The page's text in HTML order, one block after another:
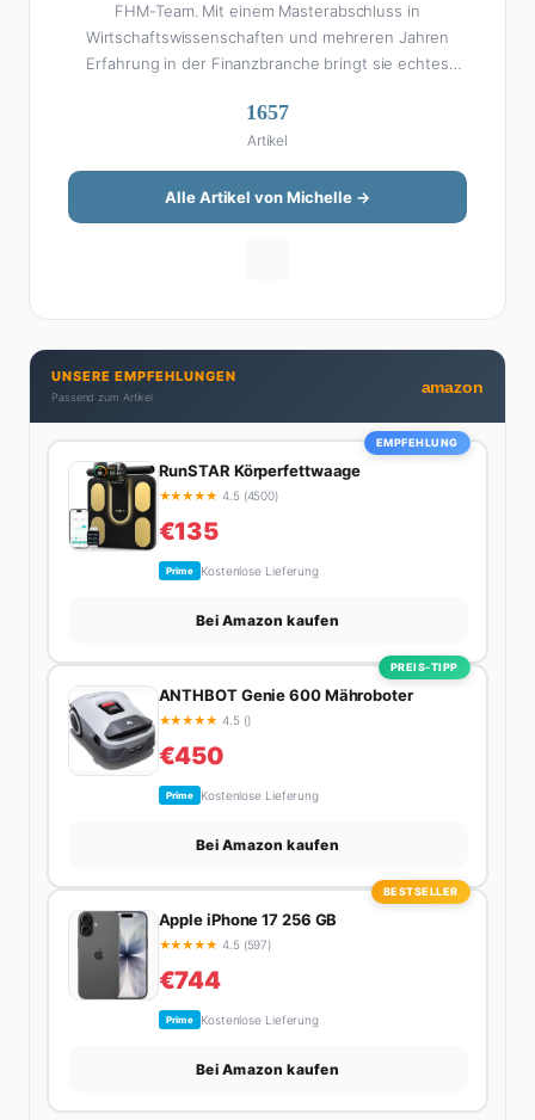
FHM-Team. Mit einem Masterabschluss in
Wirtschaftswissenschaften und mehreren Jahren
Erfahrung in der Finanzbranche bringt sie echtes
Michelle klingt Altersvorsorge nicht wie eine
Steuererklärung. Ihre Stärke liegt darin, komplexe
Finanzthemen so aufzubereiten, dass sie jeder
versteht – ohne Fachchinesisch, dafür mit konkreten
Tipps zum Umsetzen. Von ETF-Strategien über
Privatleben unter einen Hut bekommt. Privat ist sie
bekennende Kaffee-Süchtige (3+ Tassen am Tag,
Minimum), Podcast-Hörerin und verbringt ihre
Wochenenden am liebsten in der Natur oder auf dem
1657
Artikel
Alle Artikel von Michelle →
UNSERE EMPFEHLUNGEN
Passend zum Artikel
amazon
EMPFEHLUNG
RunSTAR Körperfettwaage
★★★★★ 4.5 (4500)
€135
Prime Kostenlose Lieferung
Bei Amazon kaufen
PREIS-TIPP
ANTHBOT Genie 600 Mähroboter
★★★★★ 4.5 ()
€450
Prime Kostenlose Lieferung
Bei Amazon kaufen
BESTSELLER
Apple iPhone 17 256 GB
★★★★★ 4.5 (597)
€744
Prime Kostenlose Lieferung
Bei Amazon kaufen